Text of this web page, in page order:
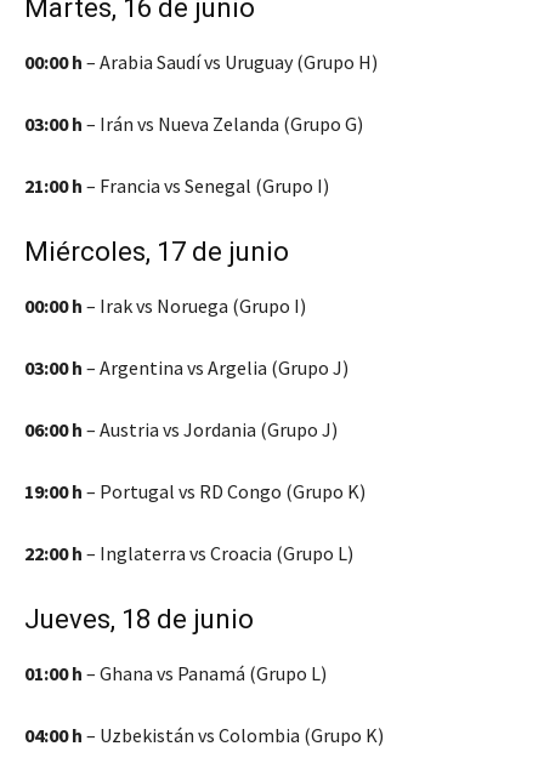
Martes, 16 de junio
00:00 h – Arabia Saudí vs Uruguay (Grupo H)
03:00 h – Irán vs Nueva Zelanda (Grupo G)
21:00 h – Francia vs Senegal (Grupo I)
Miércoles, 17 de junio
00:00 h – Irak vs Noruega (Grupo I)
03:00 h – Argentina vs Argelia (Grupo J)
06:00 h – Austria vs Jordania (Grupo J)
19:00 h – Portugal vs RD Congo (Grupo K)
22:00 h – Inglaterra vs Croacia (Grupo L)
Jueves, 18 de junio
01:00 h – Ghana vs Panamá (Grupo L)
04:00 h – Uzbekistán vs Colombia (Grupo K)